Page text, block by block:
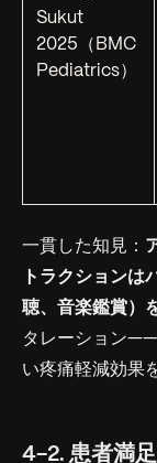
Sukut
2025（BMC
Pediatrics）
一貫した知見：
トラクションは
聴、音楽鑑賞）
タレーション
い疼痛軽減効果
4-2. 患者満